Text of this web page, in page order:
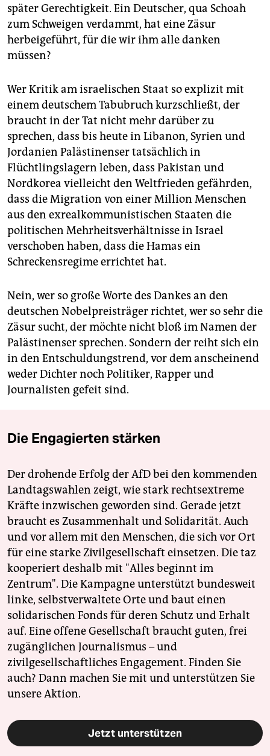
später Gerechtigkeit. Ein Deutscher, qua Schoah
zum Schweigen verdammt, hat eine Zäsur
herbeigeführt, für die wir ihm alle danken
müssen?
Wer Kritik am israelischen Staat so explizit mit
einem deutschem Tabubruch kurzschließt, der
braucht in der Tat nicht mehr darüber zu
sprechen, dass bis heute in Libanon, Syrien und
Jordanien Palästinenser tatsächlich in
Flüchtlingslagern leben, dass Pakistan und
Nordkorea vielleicht den Weltfrieden gefährden,
dass die Migration von einer Million Menschen
aus den exrealkommunistischen Staaten die
politischen Mehrheitsverhältnisse in Israel
verschoben haben, dass die Hamas ein
Schreckensregime errichtet hat.
Nein, wer so große Worte des Dankes an den
deutschen Nobelpreisträger richtet, wer so sehr die
Zäsur sucht, der möchte nicht bloß im Namen der
Palästinenser sprechen. Sondern der reiht sich ein
in den Entschuldungstrend, vor dem anscheinend
weder Dichter noch Politiker, Rapper und
Journalisten gefeit sind.
Die Engagierten stärken
Der drohende Erfolg der AfD bei den kommenden
Landtagswahlen zeigt, wie stark rechtsextreme
Kräfte inzwischen geworden sind. Gerade jetzt
braucht es Zusammenhalt und Solidarität. Auch
und vor allem mit den Menschen, die sich vor Ort
für eine starke Zivilgesellschaft einsetzen. Die taz
kooperiert deshalb mit "Alles beginnt im
Zentrum". Die Kampagne unterstützt bundesweit
linke, selbstverwaltete Orte und baut einen
solidarischen Fonds für deren Schutz und Erhalt
auf. Eine offene Gesellschaft braucht guten, frei
zugänglichen Journalismus – und
zivilgesellschaftliches Engagement. Finden Sie
auch? Dann machen Sie mit und unterstützen Sie
unsere Aktion.
Jetzt unterstützen